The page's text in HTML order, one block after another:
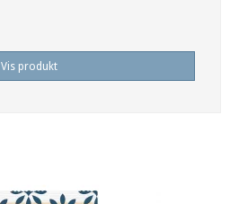
Vis produkt